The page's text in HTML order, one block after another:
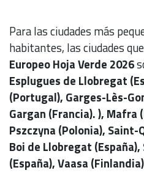
Para las ciudades más
habitantes, las ciudades
Europeo Hoja Verde 2026
Esplugues de Llobregat
(Portugal), Garges-Lès-
Gargan (Francia). ),
Pszczyna (Polonia),
Boi de Llobregat (España),
(España), Vaasa